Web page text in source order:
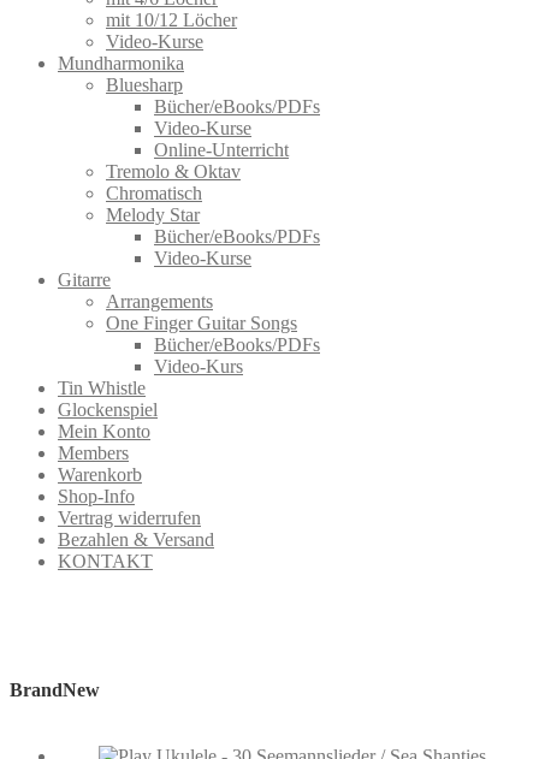
mit 10/12 Löcher
Video-Kurse
Mundharmonika
Bluesharp
Bücher/eBooks/PDFs
Video-Kurse
Online-Unterricht
Tremolo & Oktav
Chromatisch
Melody Star
Bücher/eBooks/PDFs
Video-Kurse
Gitarre
Arrangements
One Finger Guitar Songs
Bücher/eBooks/PDFs
Video-Kurs
Tin Whistle
Glockenspiel
Mein Konto
Members
Warenkorb
Shop-Info
Vertrag widerrufen
Bezahlen & Versand
KONTAKT
BrandNew